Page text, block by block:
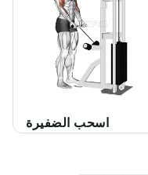
اسحب الضفيرة